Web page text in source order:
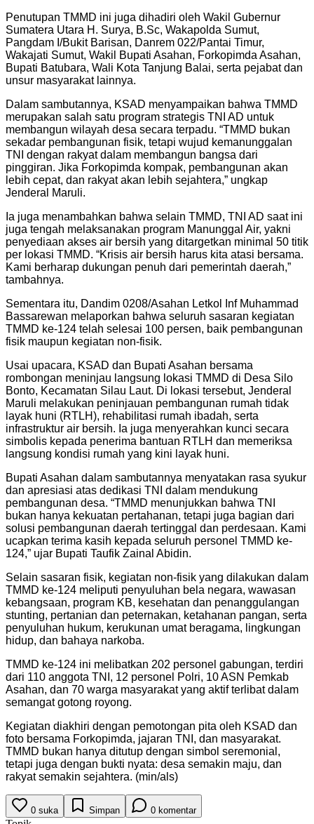
Penutupan TMMD ini juga dihadiri oleh Wakil Gubernur
Sumatera Utara H. Surya, B.Sc, Wakapolda Sumut,
Pangdam I/Bukit Barisan, Danrem 022/Pantai Timur,
Wakajati Sumut, Wakil Bupati Asahan, Forkopimda Asahan,
Bupati Batubara, Wali Kota Tanjung Balai, serta pejabat dan
unsur masyarakat lainnya.
Dalam sambutannya, KSAD menyampaikan bahwa TMMD
merupakan salah satu program strategis TNI AD untuk
membangun wilayah desa secara terpadu. “TMMD bukan
sekadar pembangunan fisik, tetapi wujud kemanunggalan
TNI dengan rakyat dalam membangun bangsa dari
pinggiran. Jika Forkopimda kompak, pembangunan akan
lebih cepat, dan rakyat akan lebih sejahtera,” ungkap
Jenderal Maruli.
Ia juga menambahkan bahwa selain TMMD, TNI AD saat ini
juga tengah melaksanakan program Manunggal Air, yakni
penyediaan akses air bersih yang ditargetkan minimal 50 titik
per lokasi TMMD. “Krisis air bersih harus kita atasi bersama.
Kami berharap dukungan penuh dari pemerintah daerah,”
tambahnya.
Sementara itu, Dandim 0208/Asahan Letkol Inf Muhammad
Bassarewan melaporkan bahwa seluruh sasaran kegiatan
TMMD ke-124 telah selesai 100 persen, baik pembangunan
fisik maupun kegiatan non-fisik.
Usai upacara, KSAD dan Bupati Asahan bersama
rombongan meninjau langsung lokasi TMMD di Desa Silo
Bonto, Kecamatan Silau Laut. Di lokasi tersebut, Jenderal
Maruli melakukan peninjauan pembangunan rumah tidak
layak huni (RTLH), rehabilitasi rumah ibadah, serta
infrastruktur air bersih. Ia juga menyerahkan kunci secara
simbolis kepada penerima bantuan RTLH dan memeriksa
langsung kondisi rumah yang kini layak huni.
Bupati Asahan dalam sambutannya menyatakan rasa syukur
dan apresiasi atas dedikasi TNI dalam mendukung
pembangunan desa. “TMMD menunjukkan bahwa TNI
bukan hanya kekuatan pertahanan, tetapi juga bagian dari
solusi pembangunan daerah tertinggal dan perdesaan. Kami
ucapkan terima kasih kepada seluruh personel TMMD ke-
124,” ujar Bupati Taufik Zainal Abidin.
Selain sasaran fisik, kegiatan non-fisik yang dilakukan dalam
TMMD ke-124 meliputi penyuluhan bela negara, wawasan
kebangsaan, program KB, kesehatan dan penanggulangan
stunting, pertanian dan peternakan, ketahanan pangan, serta
penyuluhan hukum, kerukunan umat beragama, lingkungan
hidup, dan bahaya narkoba.
TMMD ke-124 ini melibatkan 202 personel gabungan, terdiri
dari 110 anggota TNI, 12 personel Polri, 10 ASN Pemkab
Asahan, dan 70 warga masyarakat yang aktif terlibat dalam
semangat gotong royong.
Kegiatan diakhiri dengan pemotongan pita oleh KSAD dan
foto bersama Forkopimda, jajaran TNI, dan masyarakat.
TMMD bukan hanya ditutup dengan simbol seremonial,
tetapi juga dengan bukti nyata: desa semakin maju, dan
rakyat semakin sejahtera. (min/als)
0 suka Simpan 0 komentar